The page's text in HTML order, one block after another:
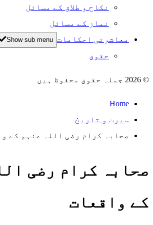
نکاح و طلاق کے مسائل
نماز کے مسائل
معاشرتی احکامات Show sub menu
حقوق
© 2026 جملہ حقوق محفوظ ہیں
Home
سیرت و تاریخ
صحابہ کرام رضی اللہ عنہم کے
صحابہ کرام رضی
کے واقعات